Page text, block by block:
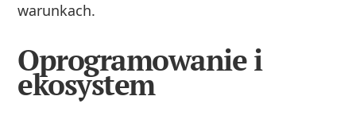
warunkach.
Oprogramowanie i
ekosystem